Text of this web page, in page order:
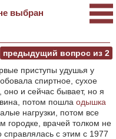
выбран
предыдущий вопрос из 2
приступы удушья у
спиртное, сухое
и сейчас бывает, но я
потом пошла одышка
нагрузки, потом все
врачей толком не
с этим с 1977